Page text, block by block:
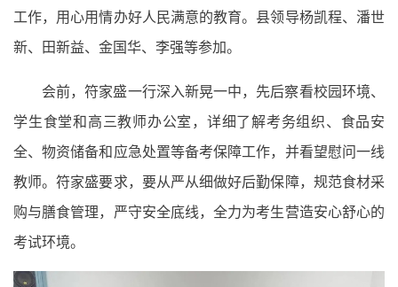
工作，用心用情办好人民满意的教育。县领导杨凯程、潘世
新、田新益、金国华、李强等参加。
会前，符家盛一行深入新晃一中，先后察看校园环境、
学生食堂和高三教师办公室，详细了解考务组织、食品安
全、物资储备和应急处置等备考保障工作，并看望慰问一线
教师。符家盛要求，要从严从细做好后勤保障，规范食材采
购与膳食管理，严守安全底线，全力为考生营造安心舒心的
考试环境。